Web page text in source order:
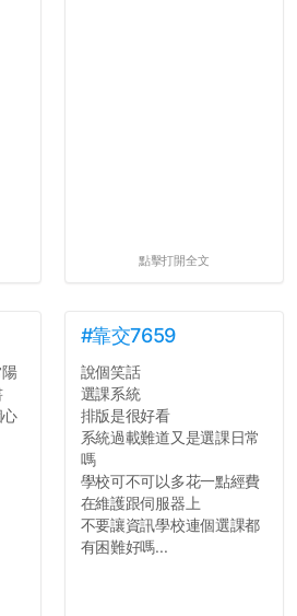
點擊打開全文
#靠交7659
說個笑話
選課系統
排版是很好看
系統過載難道又是選課日常
嗎
學校可不可以多花一點經費
在維護跟伺服器上
不要讓資訊學校連個選課都
有困難好嗎...